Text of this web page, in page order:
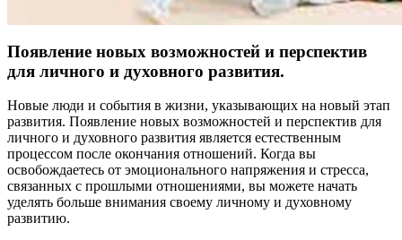
Появление новых возможностей и перспектив
для личного и духовного развития.
Новые люди и события в жизни, указывающих на новый этап
развития. Появление новых возможностей и перспектив для
личного и духовного развития является естественным
процессом после окончания отношений. Когда вы
освобождаетесь от эмоционального напряжения и стресса,
связанных с прошлыми отношениями, вы можете начать
уделять больше внимания своему личному и духовному
развитию.